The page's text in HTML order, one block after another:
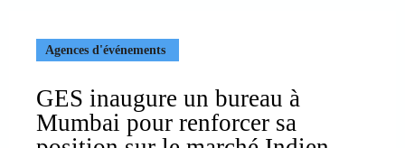
Agences d'événements
GES inaugure un bureau à
Mumbai pour renforcer sa